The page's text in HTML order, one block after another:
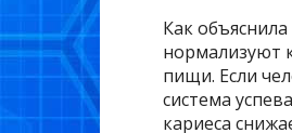
Как
нормализуют
пищи. Если
система
кариеса